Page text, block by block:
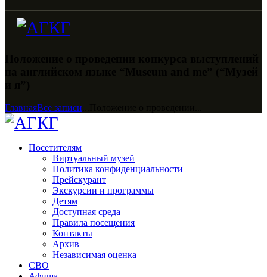
ГлавнаяВсе записи
Посетителям
Виртуальный музей
Политика конфиденциальности
Прейскурант
Экскурсии и программы
Детям
Доступная среда
Правила посещения
Контакты
Архив
Независимая оценка
СВО